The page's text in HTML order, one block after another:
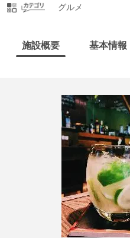
グルメ
施設概要 基本情報